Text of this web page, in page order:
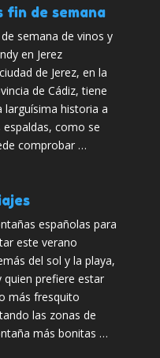
fin de semana
de semana de vinos y
en Jerez
de Jerez, en la
de Cádiz, tiene
larguísima historia a
espaldas, como se
comprobar …
españolas para
este verano
del sol y la playa,
quien prefiere estar
más fresquito
las zonas de
más bonitas …